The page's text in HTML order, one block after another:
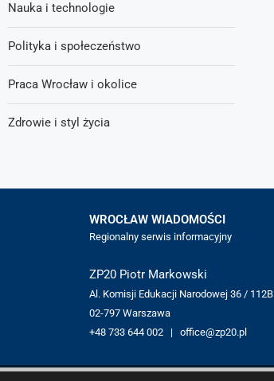
Nauka i technologie
Polityka i społeczeństwo
Praca Wrocław i okolice
Zdrowie i styl życia
WROCŁAW WIADOMOŚCI
Regionalny serwis informacyjny
ZP20 Piotr Markowski
Al. Komisji Edukacji Narodowej 36 / 112B
02-797 Warszawa
+48 733 644 002 | office@zp20.pl